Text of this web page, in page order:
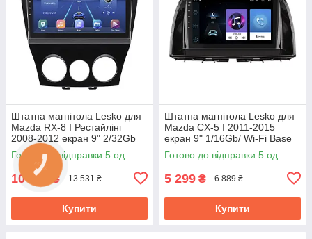
Штатна магнітола Lesko для
Mazda RX-8 I Рестайлінг
2008-2012 екран 9" 2/32Gb
4G Wi-Fi GPS Top Мазда
Готово до відправки 5 од.
10 408 ₴ 13 531 ₴
Купити
Штатна магнітола Lesko для
Mazda CX-5 I 2011-2015
екран 9" 1/16Gb/ Wi-Fi Base
GPS Android Мазда
Готово до відправки 5 од.
5 299 ₴ 6 889 ₴
Купити